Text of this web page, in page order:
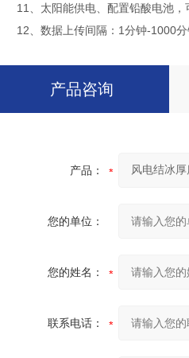
11、太阳能供电、配置铅酸电池，
12、数据上传间隔：1分钟-1000分
产品咨询
产品：
您的单位：
您的姓名：
联系电话：